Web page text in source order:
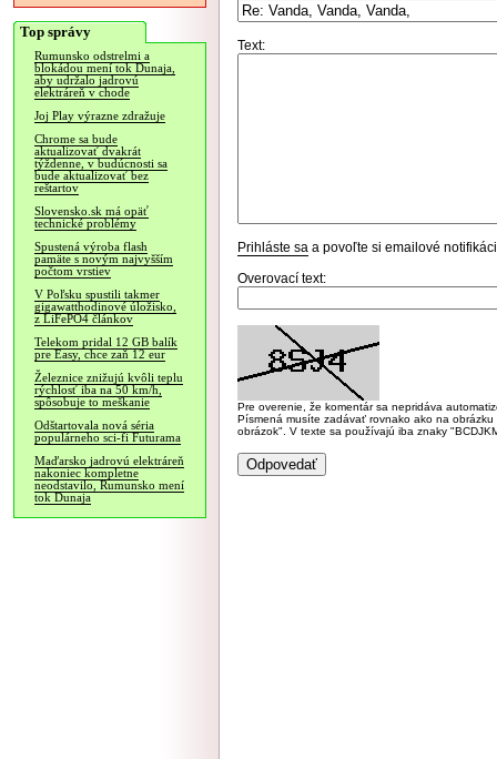
Top správy
Rumunsko odstrelmi a
blokádou mení tok Dunaja,
aby udržalo jadrovú
elektráreň v chode
Joj Play výrazne zdražuje
Chrome sa bude
aktualizovať dvakrát
týždenne, v budúcnosti sa
bude aktualizovať bez
reštartov
Slovensko.sk má opäť
technické problémy
Spustená výroba flash
pamäte s novým najvyšším
počtom vrstiev
V Poľsku spustili takmer
gigawatthodinové úložisko,
z LiFePO4 článkov
Telekom pridal 12 GB balík
pre Easy, chce zaň 12 eur
Železnice znižujú kvôli teplu
rýchlosť iba na 50 km/h,
spôsobuje to meškanie
Odštartovala nová séria
populárneho sci-fi Futurama
Maďarsko jadrovú elektráreň
nakoniec kompletne
neodstavilo, Rumunsko mení
tok Dunaja
Text:
Prihláste sa a povoľte si emailové
Overovací text:
Pre overenie, že komentár sa nepridáva
Písmená musíte zadávať rovnako ako na
obrázok". V texte sa používajú iba znaky